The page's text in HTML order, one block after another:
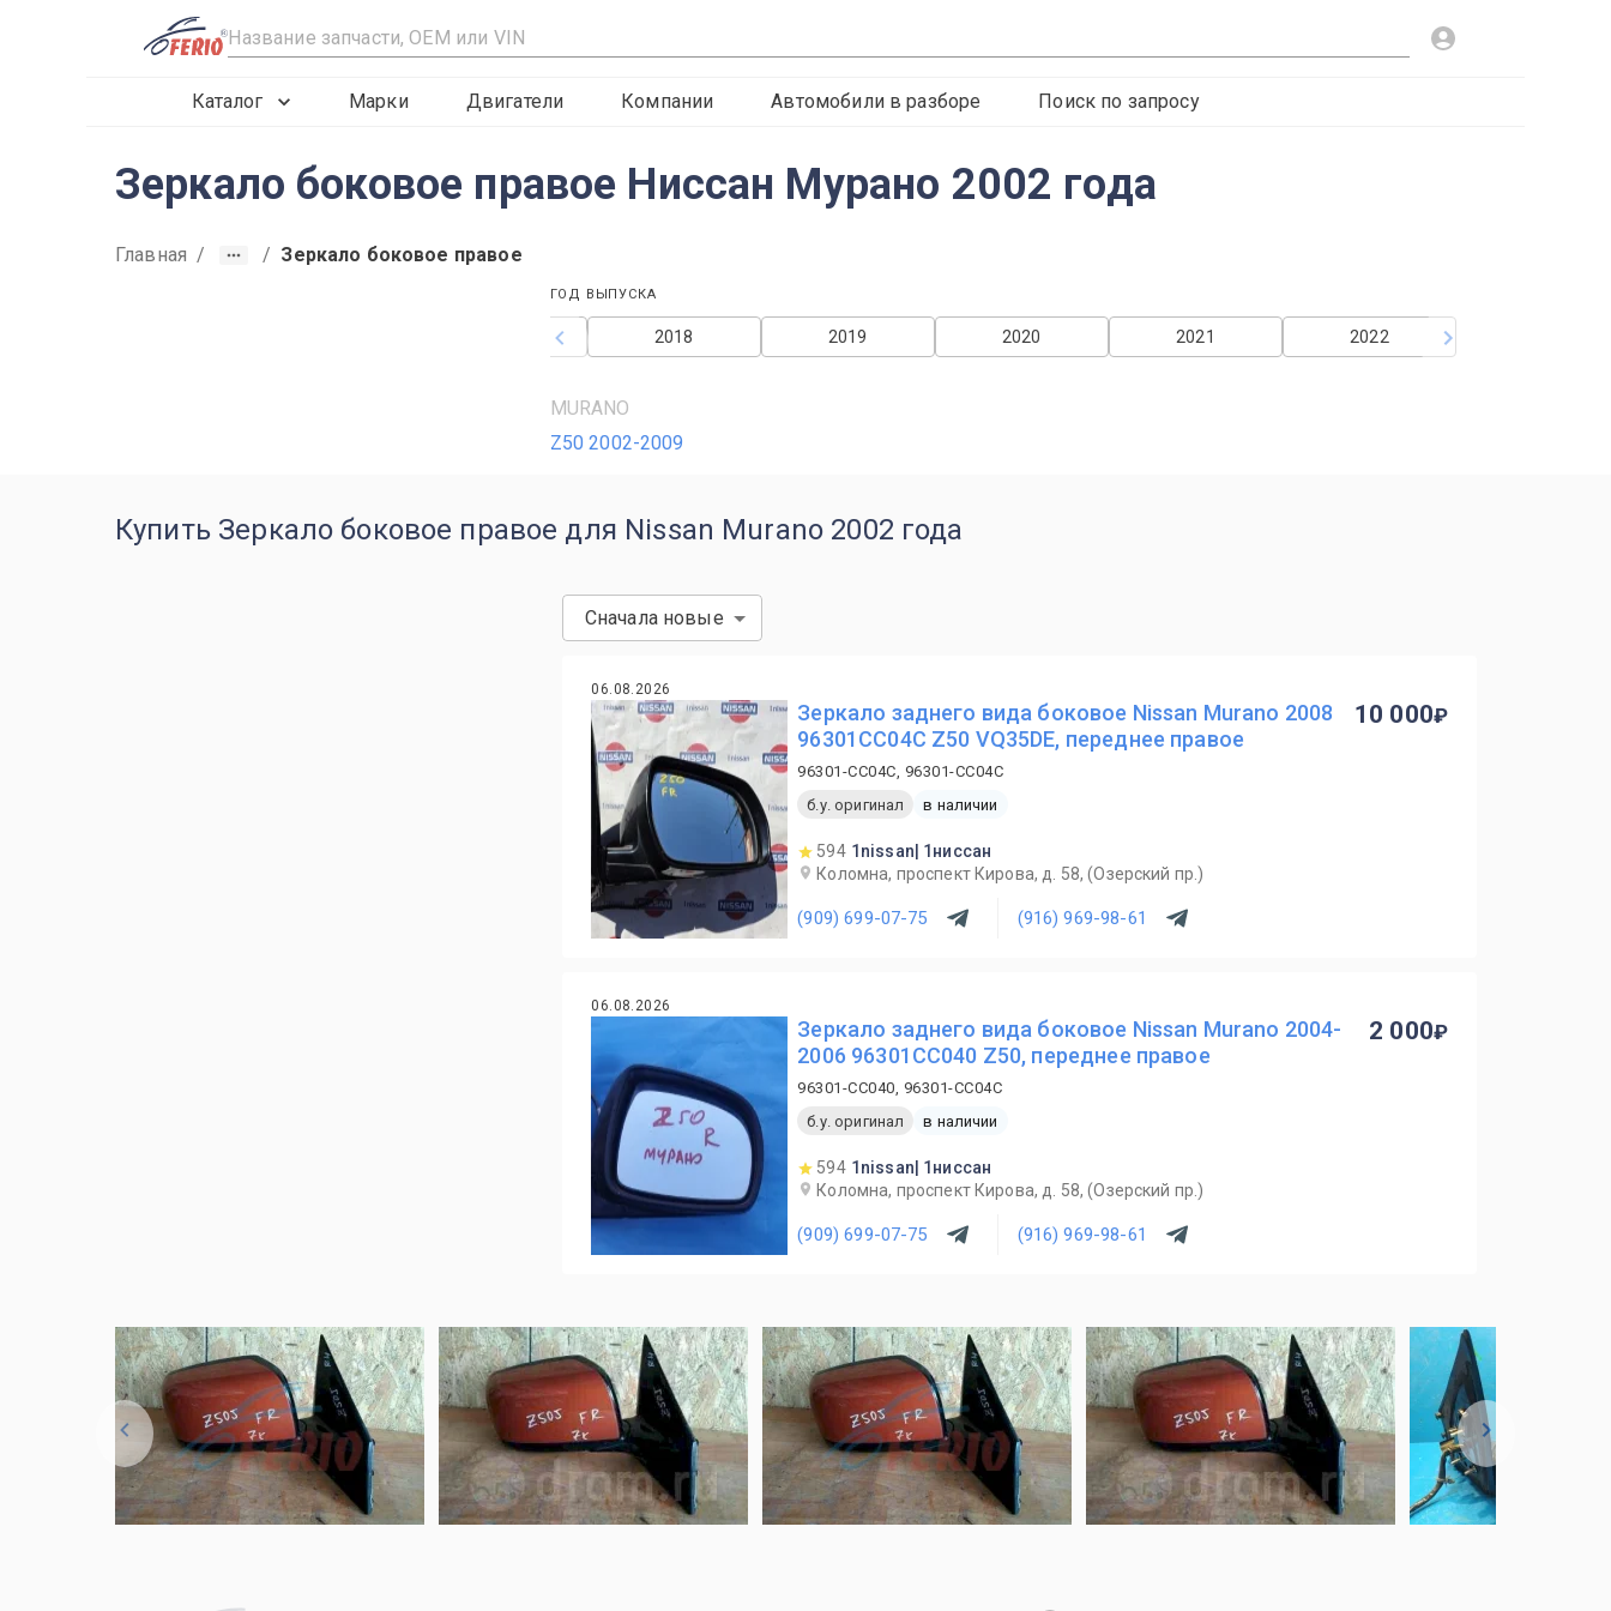
R
Каталог Марки Двигатели Компании Автомобили в разборе Поиск по запросу
Зеркало боковое правое Ниссан Мурано 2002 года
Главная / / Зеркало боковое правое
ГОД ВЫПУСКА
2022
2021
2020
2019
2018
MURANO
Z50 2002-2009
Купить Зеркало боковое правое для Nissan Murano 2002 года
Сначала новые
06.08.2026
Зеркало заднего вида боковое Nissan Murano 2008
96301CC04C Z50 VQ35DE, переднее правое
96301-CC04C, 96301-CC04C
б.у. оригинал
в наличии
594 1nissan| 1ниссан
Коломна, проспект Кирова, д. 58, (Озерский пр.)
(909) 699-07-75 (916) 969-98-61
10 000
06.08.2026
Зеркало заднего вида боковое Nissan Murano 2004-
2006 96301CC040 Z50, переднее правое
96301-CC040, 96301-CC04C
б.у. оригинал
в наличии
594 1nissan| 1ниссан
Коломна, проспект Кирова, д. 58, (Озерский пр.)
(909) 699-07-75 (916) 969-98-61
2 000